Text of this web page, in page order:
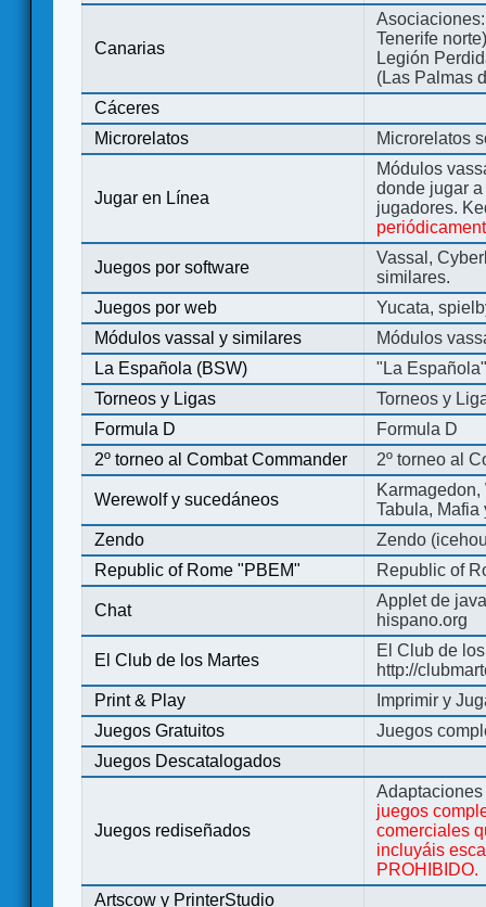
Canarias
Tenerife
Legión
(Las Palmas
Cáceres
Microrelatos
Microrelatos
Jugar en Línea
Módulos
donde jugar
jugadores.
Juegos por software
Vassal,
similares.
Juegos por web
Yucata,
Módulos vassal y similares
Módulos
La Española (BSW)
"La
Torneos y Ligas
Torneos y
Formula D
Formula D
2º torneo al Combat Commander
2º torneo al
Werewolf y sucedáneos
Tabula, Mafia
Zendo
Zendo
Republic of Rome "PBEM"
Republic of
Chat
Applet de
hispano.org
El Club de los Martes
El Club de
http://
Print & Play
Imprimir y
Juegos Gratuitos
Juegos
Juegos Descatalogados
Juegos rediseñados
juegos
comerciales
incluyáis
PROHIBIDO.
Artscow y PrinterStudio